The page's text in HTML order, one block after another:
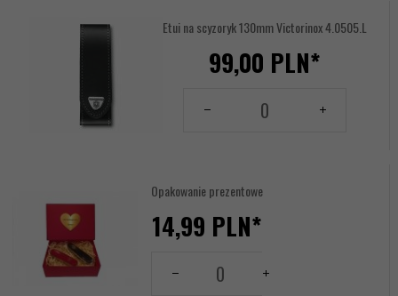
Etui na scyzoryk 130mm Victorinox 4.0505.L
99,00 PLN*
Opakowanie prezentowe
14,99 PLN*